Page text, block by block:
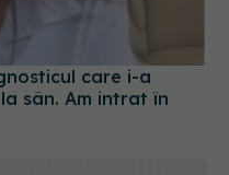
care i-a
sân. Am intrat în